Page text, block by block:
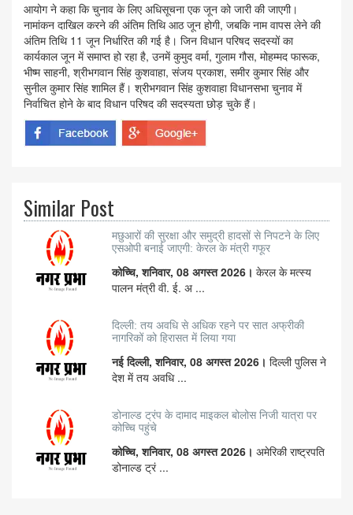
आयोग ने कहा कि चुनाव के लिए अधिसूचना एक जून को जारी की जाएगी।
नामांकन दाखिल करने की अंतिम तिथि आठ जून होगी, जबकि नाम वापस लेने की
अंतिम तिथि 11 जून निर्धारित की गई है। जिन विधान परिषद सदस्यों का
कार्यकाल जून में समाप्त हो रहा है, उनमें कुमुद वर्मा, गुलाम गौस, मोहम्मद फारूक,
भीष्म साहनी, श्रीभगवान सिंह कुशवाहा, संजय प्रकाश, समीर कुमार सिंह और
सुनील कुमार सिंह शामिल हैं। श्रीभगवान सिंह कुशवाहा विधानसभा चुनाव में
निर्वाचित होने के बाद विधान परिषद की सदस्यता छोड़ चुके हैं।
Similar Post
मछुआरों की सुरक्षा और समुद्री हादसों से निपटने के लिए
एसओपी बनाई जाएगी: केरल के मंत्री गफूर
कोच्चि, शनिवार, 08 अगस्त 2026। केरल के मत्स्य
पालन मंत्री वी. ई. अ ...
दिल्ली: तय अवधि से अधिक रहने पर सात अफ्रीकी
नागरिकों को हिरासत में लिया गया
नई दिल्ली, शनिवार, 08 अगस्त 2026। दिल्ली पुलिस ने
देश में तय अवधि ...
डोनाल्ड ट्रंप के दामाद माइकल बोलोस निजी यात्रा पर
कोच्चि पहुंचे
कोच्चि, शनिवार, 08 अगस्त 2026। अमेरिकी राष्ट्रपति
डोनाल्ड ट्रं ...